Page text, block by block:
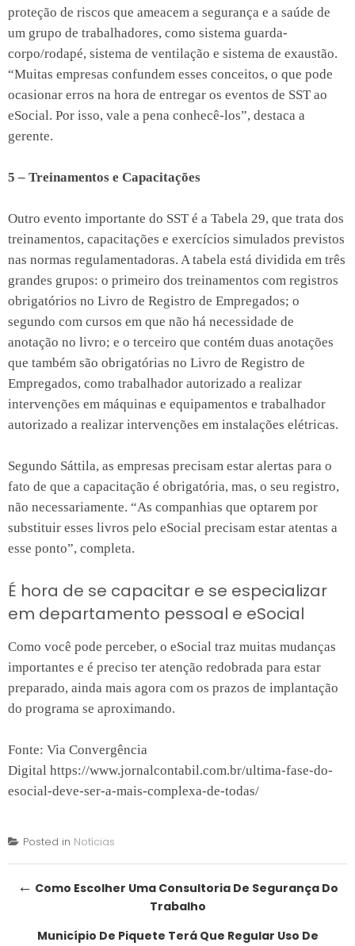
proteção de riscos que ameacem a segurança e a saúde de
um grupo de trabalhadores, como sistema guarda-
corpo/rodapé, sistema de ventilação e sistema de exaustão.
“Muitas empresas confundem esses conceitos, o que pode
ocasionar erros na hora de entregar os eventos de SST ao
eSocial. Por isso, vale a pena conhecê-los”, destaca a
gerente.
5 – Treinamentos e Capacitações
Outro evento importante do SST é a Tabela 29, que trata dos
treinamentos, capacitações e exercícios simulados previstos
nas normas regulamentadoras. A tabela está dividida em três
grandes grupos: o primeiro dos treinamentos com registros
obrigatórios no Livro de Registro de Empregados; o
segundo com cursos em que não há necessidade de
anotação no livro; e o terceiro que contém duas anotações
que também são obrigatórias no Livro de Registro de
Empregados, como trabalhador autorizado a realizar
intervenções em máquinas e equipamentos e trabalhador
autorizado a realizar intervenções em instalações elétricas.
Segundo Sáttila, as empresas precisam estar alertas para o
fato de que a capacitação é obrigatória, mas, o seu registro,
não necessariamente. “As companhias que optarem por
substituir esses livros pelo eSocial precisam estar atentas a
esse ponto”, completa.
É hora de se capacitar e se especializar
em departamento pessoal e eSocial
Como você pode perceber, o eSocial traz muitas mudanças
importantes e é preciso ter atenção redobrada para estar
preparado, ainda mais agora com os prazos de implantação
do programa se aproximando.
Fonte: Via Convergência
Digital https://www.jornalcontabil.com.br/ultima-fase-do-
esocial-deve-ser-a-mais-complexa-de-todas/
Posted in Notícias
Post
← Como Escolher Uma Consultoria De Segurança Do
Trabalho
Município De Piquete Terá Que Regular Uso De